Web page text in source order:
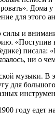
для этого
и
писала:
ни о
музыки. В
для
году